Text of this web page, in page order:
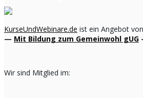
KurseUndWebinare.de ist ein Angebot von
— Mit Bildung zum Gemeinwohl gUG
Wir sind Mitglied im: